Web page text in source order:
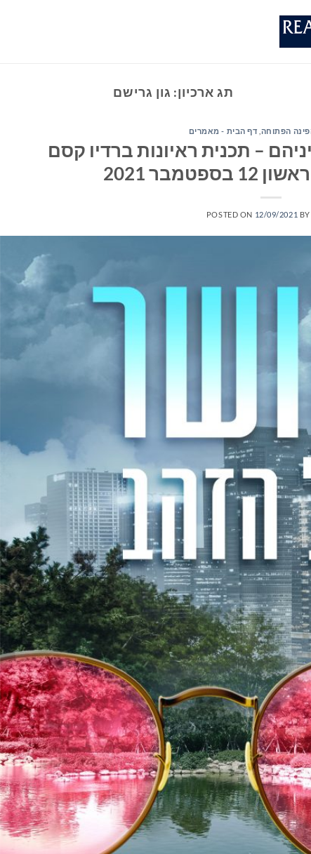
תג ארכיון: גון גרישם
הפתוחה דף הבית - מאמרים
– תכנית ראיונות ברדיו קסם
POSTED ON 12/09/2021